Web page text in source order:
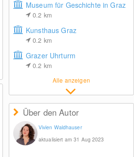
Museum für Geschichte in Graz
0.2 km
Kunsthaus Graz
0.2 km
Grazer Uhrturm
0.2 km
Alle anzeigen
Über den Autor
Vivien Waldhauser
aktualisiert am 31 Aug 2023